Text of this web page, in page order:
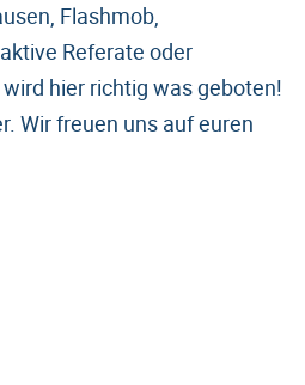
Flashmob,
Referate oder
hier richtig was geboten!
Wir freuen uns auf euren